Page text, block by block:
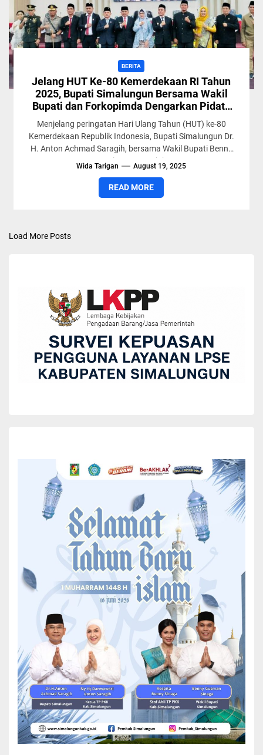
BERITA
Jelang HUT Ke-80 Kemerdekaan RI Tahun
2025, Bupati Simalungun Bersama Wakil
Bupati dan Forkopimda Dengarkan Pidato
Kenegaraan Presiden RI
Menjelang peringatan Hari Ulang Tahun (HUT) ke-80
Kemerdekaan Republik Indonesia, Bupati Simalungun Dr.
H. Anton Achmad Saragih, bersama Wakil Bupati Benny
Gusman Sinaga serta jajaran...
Wida Tarigan August 19, 2025
READ MORE
Load More Posts